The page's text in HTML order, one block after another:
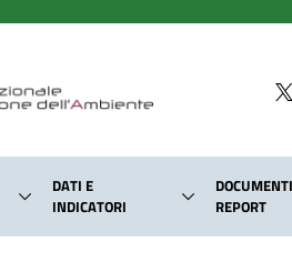
DATI E
INDICATORI
REPORT